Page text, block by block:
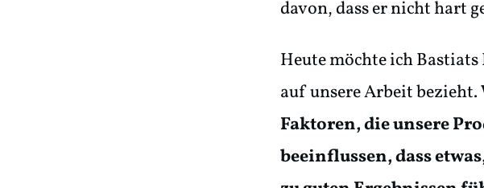
davon, dass er nicht hart
Heute möchte ich
auf unsere Arbeit bezieht.
Faktoren, die unsere
beeinflussen, dass